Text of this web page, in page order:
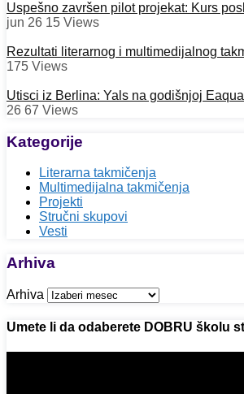
Uspešno završen pilot projekat: Kurs
jun 26 15 Views
Rezultati literarnog i multimedijalnog
175 Views
Utisci iz Berlina: Yals na godišnjoj
26 67 Views
Kategorije
Literarna takmičenja
Multimedijalna takmičenja
Projekti
Stručni skupovi
Vesti
Arhiva
Arhiva
Umete li da odaberete DOBRU školu